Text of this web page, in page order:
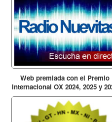
Web premiada con el Premio
Internacional OX 2024, 2025 y